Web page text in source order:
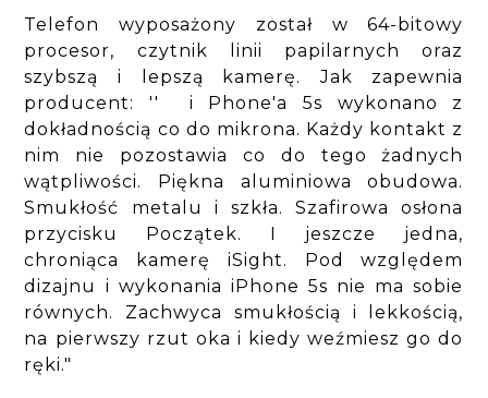
Telefon wyposażony został w 64-bitowy
procesor, czytnik linii papilarnych oraz
szybszą i lepszą kamerę. Jak zapewnia
producent: '' i Phone'a 5s wykonano z
dokładnością co do mikrona. Każdy kontakt z
nim nie pozostawia co do tego żadnych
wątpliwości. Piękna aluminiowa obudowa.
Smukłość metalu i szkła. Szafirowa osłona
przycisku Początek. I jeszcze jedna,
chroniąca kamerę iSight. Pod względem
dizajnu i wykonania iPhone 5s nie ma sobie
równych. Zachwyca smukłością i lekkością,
na pierwszy rzut oka i kiedy weźmiesz go do
ręki."